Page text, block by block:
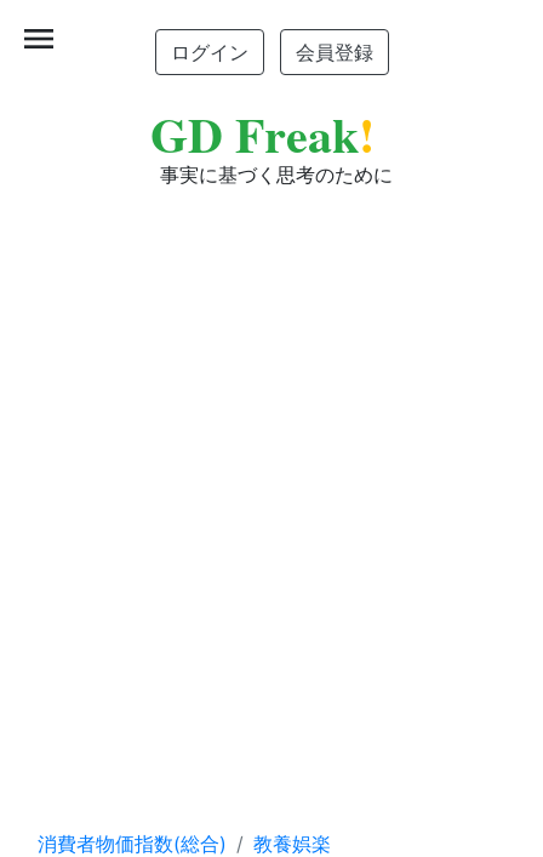
ログイン 会員登録
GD Freak!
事実に基づく思考のために
menu
消費者物価指数(総合)
教養娯楽